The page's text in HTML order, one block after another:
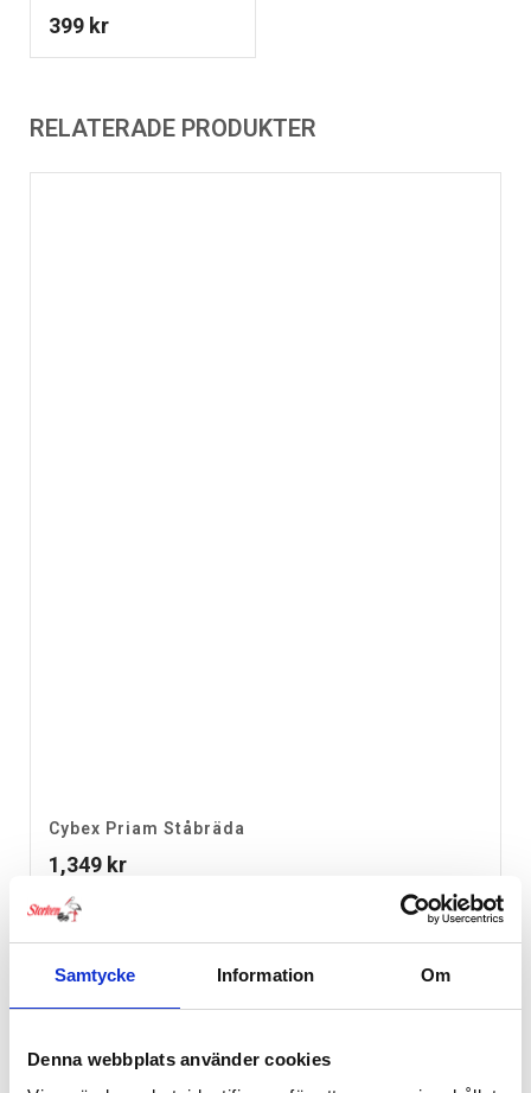
Samtycke Information Om
Denna webbplats använder cookies
399 kr
RELATERADE PRODUKTER
Cybex Priam Ståbräda
1,349 kr